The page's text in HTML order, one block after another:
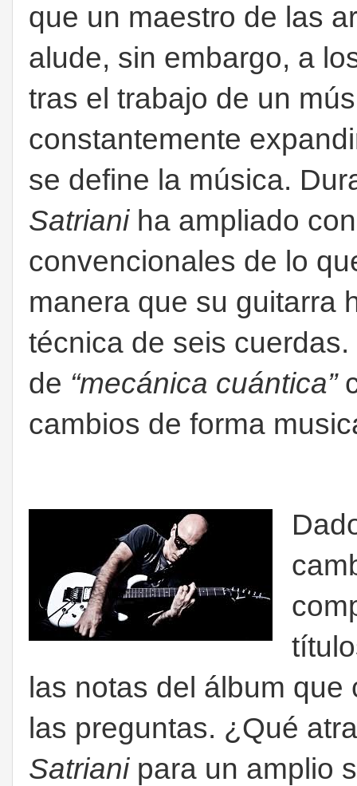
que un maestro de las
alude, sin embargo, a
tras el trabajo de un
constantemente
se define la música.
Satrianiha ampliado
convencionales de lo
manera que su guitarra
técnica de seis
de “mecánica cuántica”
cambios de forma
las notas del álbum
las preguntas. ¿Qué
Satrianipara un amplio